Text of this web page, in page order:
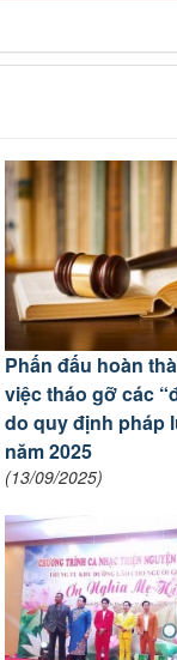
Phấn đấu hoàn
việc tháo gỡ các
do quy định pháp
năm 2025
(13/09/2025)